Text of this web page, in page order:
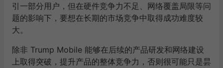
引一部分用户，但在硬件竞争力不足、网络覆盖局限等问
题的影响下，要想在长期的市场竞争中取得成功难度较
大。
除非 Trump Mobile 能够在后续的产品研发和网络建设
上取得突破，提升产品的整体竞争力，否则很可能只是昙